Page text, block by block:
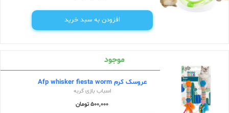
افزودن به سبد خرید
موجود
عروسک کرم Afp whisker fiesta worm
اسباب بازی گربه
500,000 تومان